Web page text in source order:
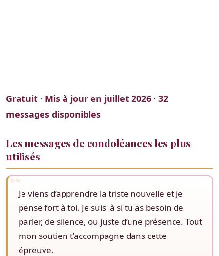
Gratuit · Mis à jour en juillet 2026 · 32
messages disponibles
Les messages de condoléances les plus
utilisés
Je viens d’apprendre la triste nouvelle et je
pense fort à toi. Je suis là si tu as besoin de
parler, de silence, ou juste d’une présence. Tout
mon soutien t’accompagne dans cette
épreuve.